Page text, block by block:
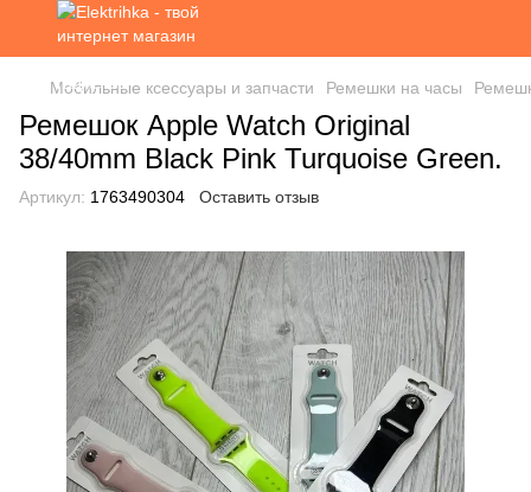
Мобильные ксессуары и запчасти Ремешки на часы
Ремешок Apple Watch Original
38/40mm Black Pink Turquoise Green.
Артикул: 1763490304 Оставить отзыв